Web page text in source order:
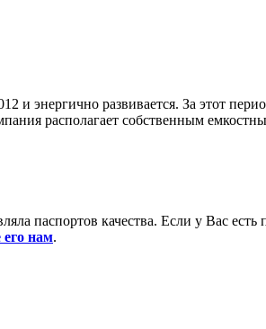
и энергично развивается. За этот
располагает собственным
паспортов качества. Если у Вас есть
нам.